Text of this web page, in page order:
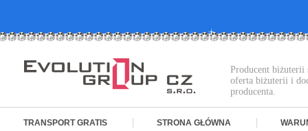
Producent biżuterii
oferta biżuterii i
producenta.
TRANSPORT GRATIS STRONA GŁÓWNA